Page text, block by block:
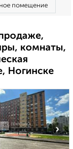
помещение
комнаты,
Ногинске
›